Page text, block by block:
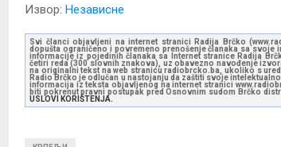
Извор: Независне
Svi članci objavljeni na internet stranici Radija Brčko
dopušta ograničeno i povremeno prenošenje članaka sa
informacije iz pojedinih članaka sa Internet stranice Radija
četiri reda (300 slovnih znakova), uz obavezno navođenje
na originalni tekst na web stranicu radiobrcko.ba, ukoliko s
Radio Brčko je odlučan u nastojanju da zaštiti svoje
informacija iz teksta objavljenog na internet stranici
biti pokrenut pravni postupak pred Osnovnim sudom Brčko
USLOVI KORIŠTENJA.